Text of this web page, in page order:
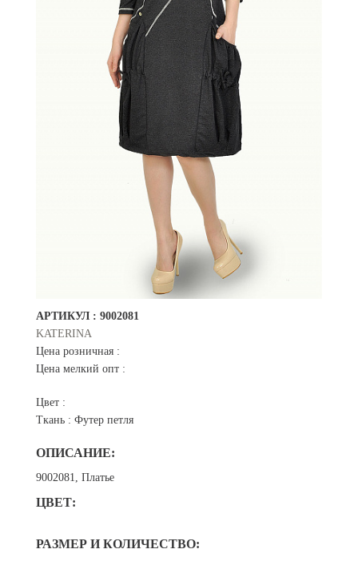
АРТИКУЛ : 9002081
KATERINA
Цена розничная :
Цена мелкий опт :
Цвет :
Ткань : Футер петля
ОПИСАНИЕ:
9002081, Платье
ЦВЕТ:
РАЗМЕР И КОЛИЧЕСТВО: